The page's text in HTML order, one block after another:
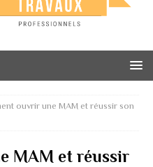
ouvrir une MAM et réussir son
MAM et réussir